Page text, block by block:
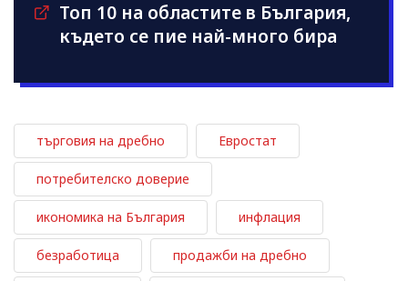
Топ 10 на областите в България,
където се пие най-много бира
търговия на дребно Евростат
потребителско доверие
икономика на България инфлация
безработица продажби на дребно